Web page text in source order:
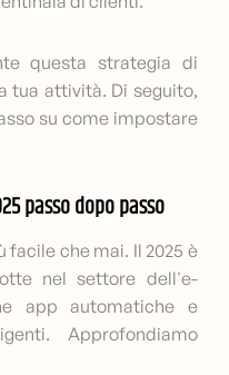
questa strategia di
tua attività. Di seguito,
su come impostare
passo dopo passo
che mai. Il 2025 è
nel settore dell'e-
app automatiche e
Approfondiamo